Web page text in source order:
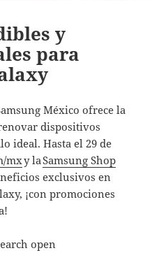
y
para
México ofrece la
dispositivos
ideal. Hasta el 29 de
mxy laSamsung Shop
exclusivos en
¡con promociones
open